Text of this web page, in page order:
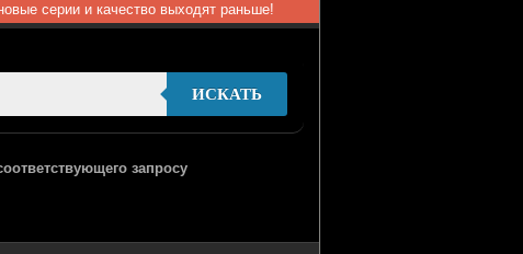
серии и качество выходят раньше!
ИСКАТЬ
запросу